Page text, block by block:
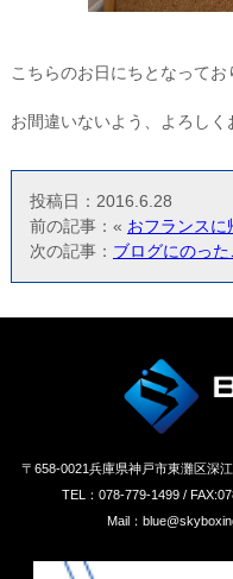
こちらのお日にちとなってお
お間違いないよう、よろしく
投稿日：2016.6.28
前の記事：« おフランスに
次の記事： ブログにのっ
〒658‐0021兵庫県神戸市東灘区深
TEL：078-779-1499 /
Mail：